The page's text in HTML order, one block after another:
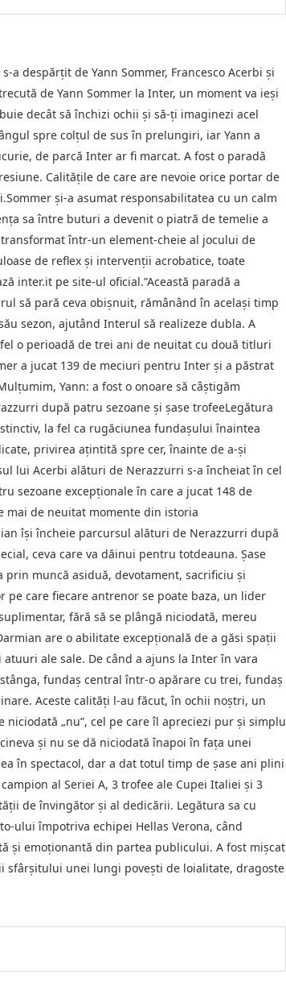
despărţit de Yann Sommer, Francesco Acerbi şi
de Yann Sommer la Inter, un moment va ieşi
decât să închizi ochii şi să-ţi imaginezi acel
spre colţul de sus în prelungiri, iar Yann a
de parcă Inter ar fi marcat. A fost o paradă
Calităţile de care are nevoie orice portar de
şi-a asumat responsabilitatea cu un calm
sa între buturi a devenit o piatră de temelie a
într-un element-cheie al jocului de
de reflex şi intervenţii acrobatice, toate
inter.it pe site-ul oficial.”Această paradă a
să pară ceva obişnuit, rămânând în acelaşi timp
sezon, ajutând Interul să realizeze dubla. A
o perioadă de trei ani de neuitat cu două titluri
a jucat 139 de meciuri pentru Inter şi a păstrat
Yann: a fost o onoare să câştigăm
după patru sezoane şi şase trofeeLegătura
la fel ca rugăciunea fundaşului înaintea
privirea aţintită spre cer, înainte de a-şi
lui Acerbi alături de Nerazzurri s-a încheiat în cel
sezoane excepţionale în care a jucat 148 de
mai de neuitat momente din istoria
îşi încheie parcursul alături de Nerazzurri după
ceva care va dăinui pentru totdeauna. Şase
prin muncă asiduă, devotament, sacrificiu şi
care fiecare antrenor se poate baza, un lider
fără să se plângă niciodată, mereu
are o abilitate excepţională de a găsi spaţii
ale sale. De când a ajuns la Inter în vara
fundaş central într-o apărare cu trei, fundaş
Aceste calităţi l-au făcut, în ochii noştri, un
„nu”, cel pe care îl apreciezi pur şi simplu
şi nu se dă niciodată înapoi în faţa unei
în spectacol, dar a dat totul timp de şase ani plini
al Seriei A, 3 trofee ale Cupei Italiei şi 3
de învingător şi al dedicării. Legătura sa cu
ului împotriva echipei Hellas Verona, când
şi emoţionantă din partea publicului. A fost mişcat
sfârşitului unei lungi poveşti de loialitate, dragoste